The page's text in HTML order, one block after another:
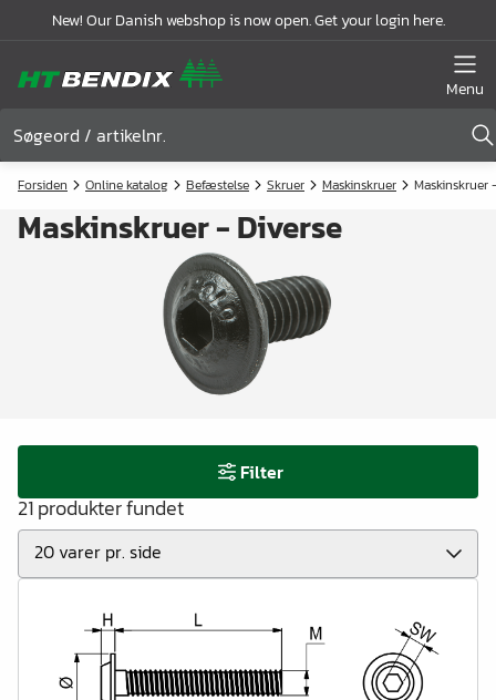
New! Our Danish webshop is now open. Get your login here.
Menu
Forsiden Online katalog Befæstelse Skruer Maskinskruer Maskinskruer
Maskinskruer - Diverse
Filter
21 produkter fundet